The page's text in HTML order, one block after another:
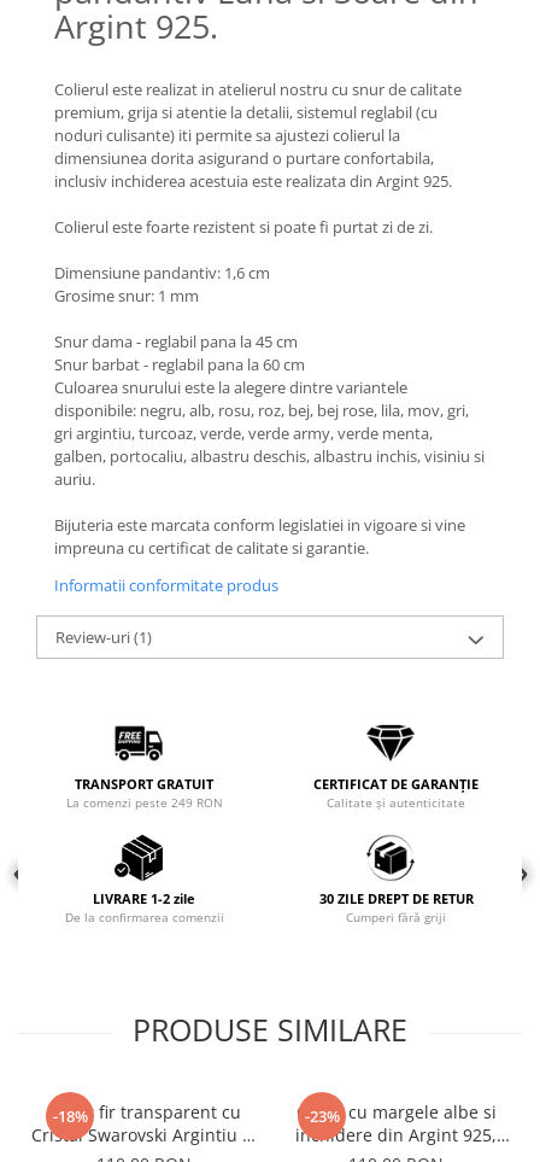
Coliere cu Semilună
Coliere cu Flori
Coliere cu Animale
Coliere cu Molecule
Coliere Diverse
BRĂȚĂRI
Brățări din Aur cu șnur reglabil
BRĂȚĂRI CU PIETRE SEMIPREȚIOASE
Brățări din Aur cu pietre
semiprețioase
Brățări din Argint cu pietre
semiprețioase
Brățări elastice cu pietre
semiprețioase
BRĂȚĂRI DE PICIOR
Brățări de picior din Aur
Brățări de picior din Argint
COLIERE
Coliere cu pietre semiprețioase
Argint 925.
Colierul este realizat in atelierul nostru cu snur de calitate
premium, grija si atentie la detalii, sistemul reglabil (cu
noduri culisante) iti permite sa ajustezi colierul la
dimensiunea dorita asigurand o purtare confortabila,
inclusiv inchiderea acestuia este realizata din Argint 925.
Colierul este foarte rezistent si poate fi purtat zi de zi.
Dimensiune pandantiv: 1,6 cm
Grosime snur: 1 mm
Snur dama - reglabil pana la 45 cm
Snur barbat - reglabil pana la 60 cm
Culoarea snurului este la alegere dintre variantele
disponibile: negru, alb, rosu, roz, bej, bej rose, lila, mov, gri,
gri argintiu, turcoaz, verde, verde army, verde menta,
galben, portocaliu, albastru deschis, albastru inchis, visiniu si
auriu.
Bijuteria este marcata conform legislatiei in vigoare si vine
impreuna cu certificat de calitate si garantie.
Informatii conformitate produs
Review-uri(1)
TRANSPORT GRATUIT
La comenzi peste 249 RON
CERTIFICAT DE GARANȚIE
Calitate și autenticitate
LIVRARE 1-2 zile
De la confirmarea comenzii
30 ZILE DREPT DE RETUR
Cumperi fără griji
PRODUSE SIMILARE
-18%
Colier fir transparent cu
Cristal Swarovski Argintiu in
-23%
Colier cu margele albe si
inchidere din Argint 925,